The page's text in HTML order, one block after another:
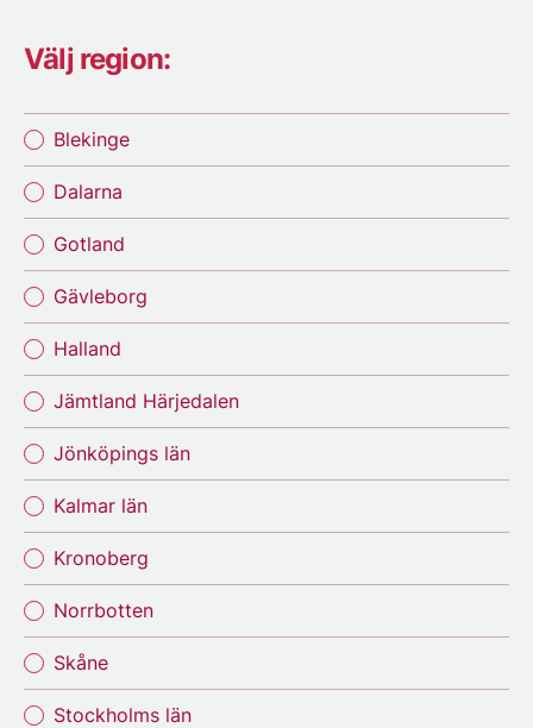
Välj region:
Blekinge
Dalarna
Gotland
Gävleborg
Halland
Jämtland Härjedalen
Jönköpings län
Kalmar län
Kronoberg
Norrbotten
Skåne
Stockholms län